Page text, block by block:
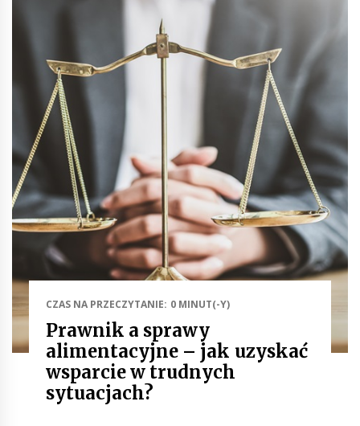
CZAS NA PRZECZYTANIE: 0 MINUT(-Y)
Prawnik a sprawy
alimentacyjne – jak uzyskać
wsparcie w trudnych
sytuacjach?